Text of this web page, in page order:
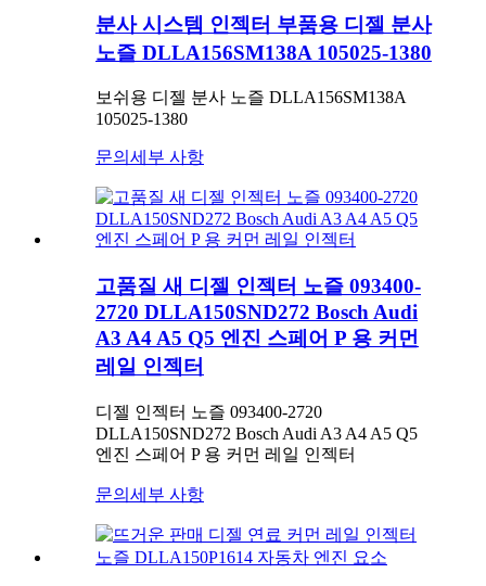
분사 시스템 인젝터 부품용 디젤 분사
노즐 DLLA156SM138A 105025-1380
보쉬용 디젤 분사 노즐 DLLA156SM138A
105025-1380
문의 세부 사항
고품질 새 디젤 인젝터 노즐 093400-
2720 DLLA150SND272 Bosch Audi
A3 A4 A5 Q5 엔진 스페어 P 용 커먼
레일 인젝터
디젤 인젝터 노즐 093400-2720
DLLA150SND272 Bosch Audi A3 A4 A5 Q5
엔진 스페어 P 용 커먼 레일 인젝터
문의 세부 사항